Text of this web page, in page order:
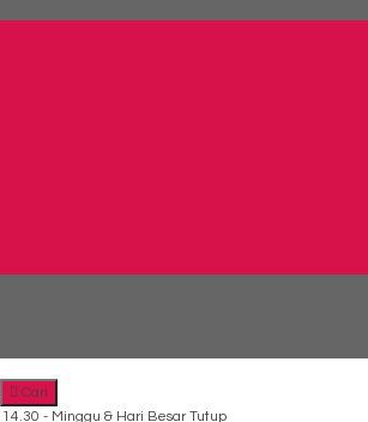
Cari
- Minggu & Hari Besar Tutup